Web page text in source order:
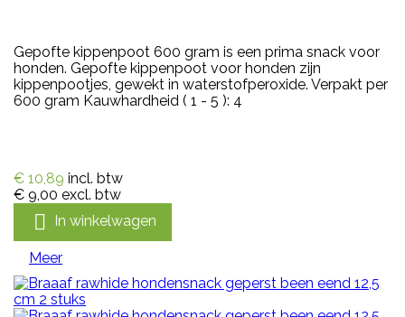
Gepofte kippenpoot 600 gram is een prima snack voor
honden. Gepofte kippenpoot voor honden zijn
kippenpootjes, gewekt in waterstofperoxide. Verpakt per
600 gram Kauwhardheid ( 1 - 5 ): 4
€ 10,89 incl. btw
€ 9,00 excl. btw
 In winkelwagen
Meer